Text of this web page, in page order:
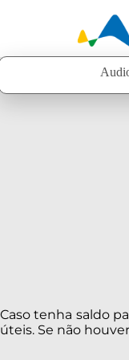
Caso tenha saldo
úteis. Se não